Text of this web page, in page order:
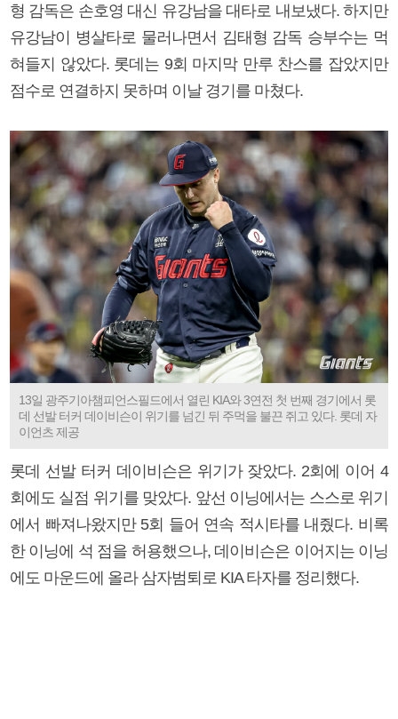
형 감독은 손호영 대신 유강남을 대타로 내보냈다. 하지만
유강남이 병살타로 물러나면서 김태형 감독 승부수는 먹
혀들지 않았다. 롯데는 9회 마지막 만루 찬스를 잡았지만
점수로 연결하지 못하며 이날 경기를 마쳤다.
13일 광주기아챔피언스필드에서 열린 KIA와 3연전 첫 번째 경기에서 롯
데 선발 터커 데이비슨이 위기를 넘긴 뒤 주먹을 불끈 쥐고 있다. 롯데 자
이언츠 제공
롯데 선발 터커 데이비슨은 위기가 잦았다. 2회에 이어 4
회에도 실점 위기를 맞았다. 앞선 이닝에서는 스스로 위기
에서 빠져나왔지만 5회 들어 연속 적시타를 내줬다. 비록
한 이닝에 석 점을 허용했으나, 데이비슨은 이어지는 이닝
에도 마운드에 올라 삼자범퇴로 KIA 타자를 정리했다.